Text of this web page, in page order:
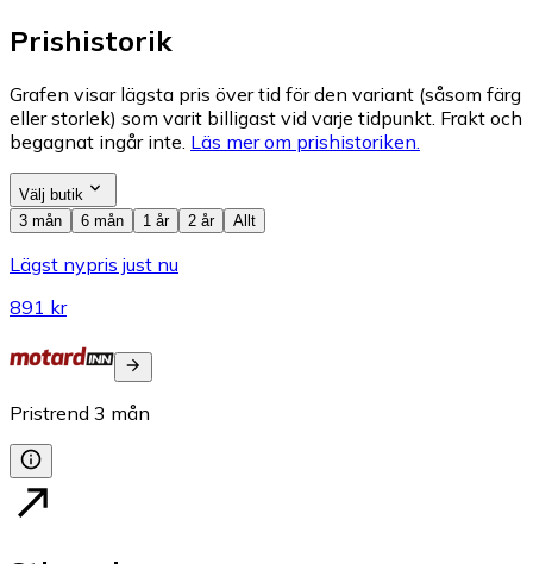
Prishistorik
Grafen visar lägsta pris över tid för den variant (såsom färg
eller storlek) som varit billigast vid varje tidpunkt. Frakt och
begagnat ingår inte. Läs mer om prishistoriken.
Välj butik
3 mån
6 mån 1 år 2 år Allt
Lägst nypris just nu
891 kr
Pristrend 3 mån